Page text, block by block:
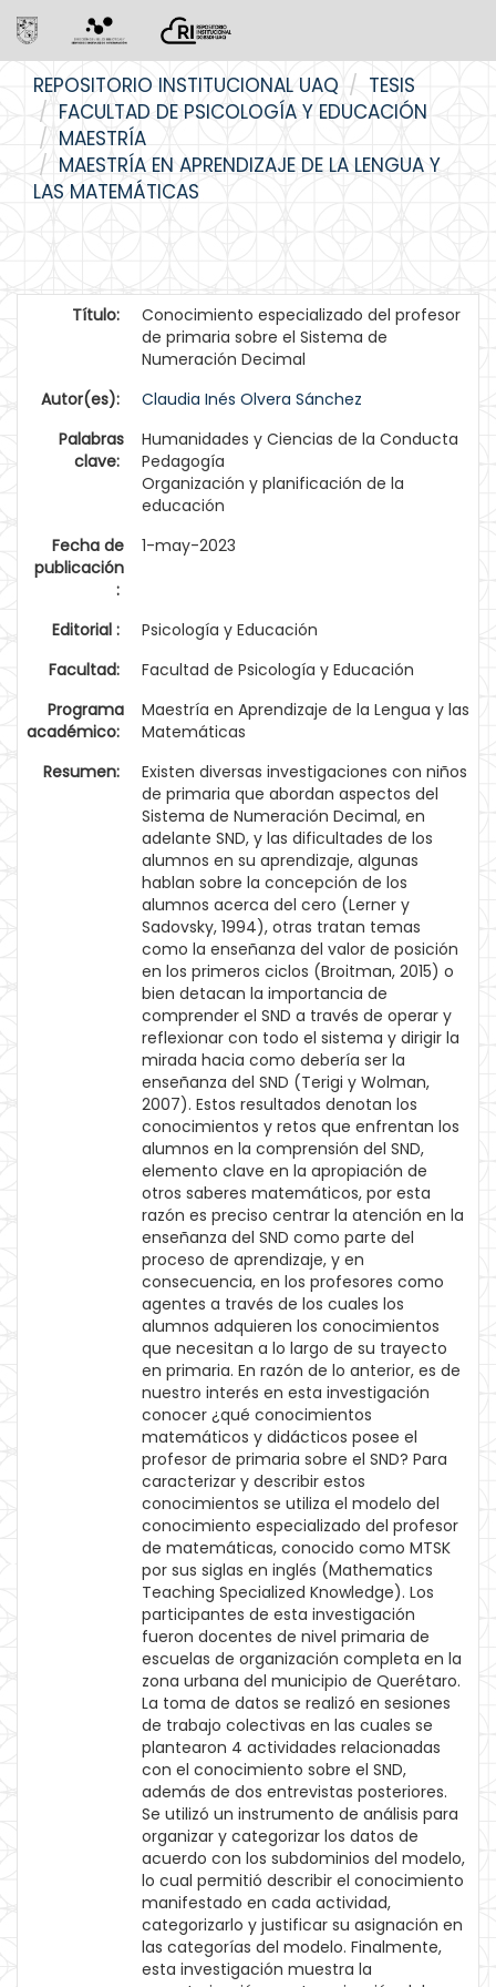
navigation
REPOSITORIO INSTITUCIONAL UAQ
TESIS
FACULTAD DE PSICOLOGÍA Y EDUCACIÓN
MAESTRÍA
MAESTRÍA EN APRENDIZAJE DE LA LENGUA Y
LAS MATEMÁTICAS
Título:
Conocimiento especializado del profesor
de primaria sobre el Sistema de
Numeración Decimal
Autor(es):
Claudia Inés Olvera Sánchez
Palabras
clave:
Humanidades y Ciencias de la Conducta
Pedagogía
Organización y planificación de la
educación
Fecha de
publicación
:
1-may-2023
Editorial :
Psicología y Educación
Facultad:
Facultad de Psicología y Educación
Programa
académico:
Maestría en Aprendizaje de la Lengua y las
Matemáticas
Resumen:
Existen diversas investigaciones con niños
de primaria que abordan aspectos del
Sistema de Numeración Decimal, en
adelante SND, y las dificultades de los
alumnos en su aprendizaje, algunas
hablan sobre la concepción de los
alumnos acerca del cero (Lerner y
Sadovsky, 1994), otras tratan temas
como la enseñanza del valor de posición
en los primeros ciclos (Broitman, 2015) o
bien detacan la importancia de
comprender el SND a través de operar y
reflexionar con todo el sistema y dirigir la
mirada hacia como debería ser la
enseñanza del SND (Terigi y Wolman,
2007). Estos resultados denotan los
conocimientos y retos que enfrentan los
alumnos en la comprensión del SND,
elemento clave en la apropiación de
otros saberes matemáticos, por esta
razón es preciso centrar la atención en la
enseñanza del SND como parte del
proceso de aprendizaje, y en
consecuencia, en los profesores como
agentes a través de los cuales los
alumnos adquieren los conocimientos
que necesitan a lo largo de su trayecto
en primaria. En razón de lo anterior, es de
nuestro interés en esta investigación
conocer ¿qué conocimientos
matemáticos y didácticos posee el
profesor de primaria sobre el SND? Para
caracterizar y describir estos
conocimientos se utiliza el modelo del
conocimiento especializado del profesor
de matemáticas, conocido como MTSK
por sus siglas en inglés (Mathematics
Teaching Specialized Knowledge). Los
participantes de esta investigación
fueron docentes de nivel primaria de
escuelas de organización completa en la
zona urbana del municipio de Querétaro.
La toma de datos se realizó en sesiones
de trabajo colectivas en las cuales se
plantearon 4 actividades relacionadas
con el conocimiento sobre el SND,
además de dos entrevistas posteriores.
Se utilizó un instrumento de análisis para
organizar y categorizar los datos de
acuerdo con los subdominios del modelo,
lo cual permitió describir el conocimiento
manifestado en cada actividad,
categorizarlo y justificar su asignación en
las categorías del modelo. Finalmente,
esta investigación muestra la